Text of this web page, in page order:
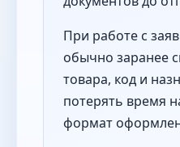
При работе с
обычно заранее
товара, код и
потерять время
формат